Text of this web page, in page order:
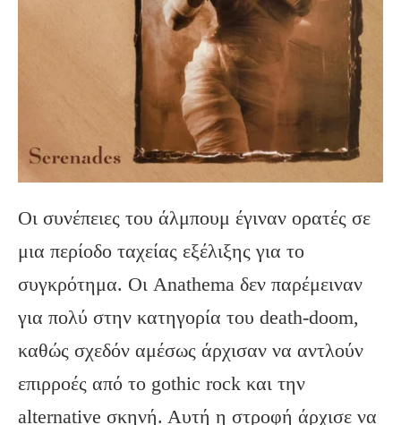
Οι συνέπειες του άλμπουμ έγιναν ορατές σε
μια περίοδο ταχείας εξέλιξης για το
συγκρότημα. Οι Anathema δεν παρέμειναν
για πολύ στην κατηγορία του death-doom,
καθώς σχεδόν αμέσως άρχισαν να αντλούν
επιρροές από το gothic rock και την
alternative σκηνή. Αυτή η στροφή άρχισε να